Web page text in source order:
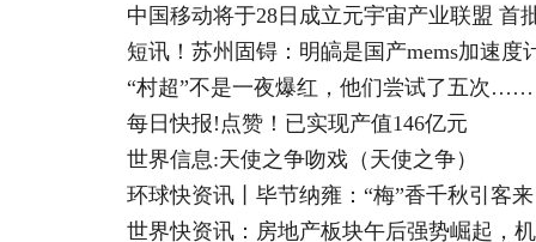
中国移动将于28日成立元宇宙产业联盟 首
短讯！苏州固锝：明皜是国产mems加速度
“村超”不是一夜爆红，他们尝试了五次……
每日快报!点赞！已实现产值146亿元
世界信息:天使之争吻戏（天使之争）
环球快资讯丨毕节纳雍：“梅”香千秋引客来
世界快资讯：房地产板块午后强势崛起，